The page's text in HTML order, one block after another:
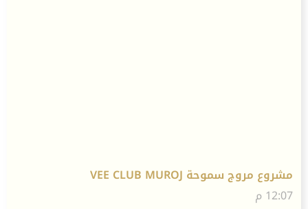
مشروع مروج سموحة VEE CLUB MUROJ
12:07 م